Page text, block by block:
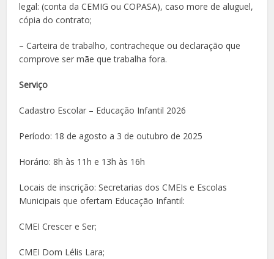
legal: (conta da CEMIG ou COPASA), caso more de aluguel,
cópia do contrato;
– Carteira de trabalho, contracheque ou declaração que
comprove ser mãe que trabalha fora.
Serviço
Cadastro Escolar – Educação Infantil 2026
Período: 18 de agosto a 3 de outubro de 2025
Horário: 8h às 11h e 13h às 16h
Locais de inscrição: Secretarias dos CMEIs e Escolas
Municipais que ofertam Educação Infantil:
CMEI Crescer e Ser;
CMEI Dom Lélis Lara;